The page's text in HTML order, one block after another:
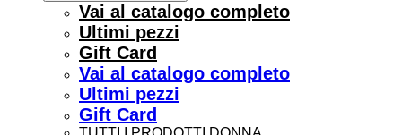
Vai al catalogo completo
Ultimi pezzi
Gift Card
Vai al catalogo completo
Ultimi pezzi
Gift Card